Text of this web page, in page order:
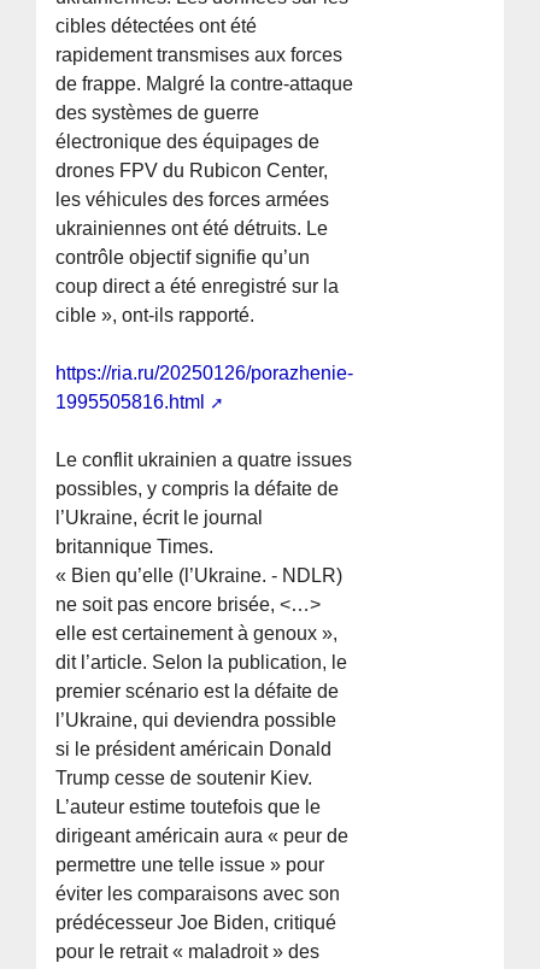
cibles détectées ont été
rapidement transmises aux forces
de frappe. Malgré la contre-attaque
des systèmes de guerre
électronique des équipages de
drones FPV du Rubicon Center,
les véhicules des forces armées
ukrainiennes ont été détruits. Le
contrôle objectif signifie qu’un
coup direct a été enregistré sur la
cible », ont-ils rapporté.
https://ria.ru/20250126/porazhenie-
1995505816.html
Le conflit ukrainien a quatre issues
possibles, y compris la défaite de
l’Ukraine, écrit le journal
britannique Times.
« Bien qu’elle (l’Ukraine. - NDLR)
ne soit pas encore brisée, <…>
elle est certainement à genoux »,
dit l’article. Selon la publication, le
premier scénario est la défaite de
l’Ukraine, qui deviendra possible
si le président américain Donald
Trump cesse de soutenir Kiev.
L’auteur estime toutefois que le
dirigeant américain aura « peur de
permettre une telle issue » pour
éviter les comparaisons avec son
prédécesseur Joe Biden, critiqué
pour le retrait « maladroit » des